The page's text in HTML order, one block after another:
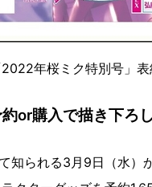
2022年桜ミク特別号
or購入で描き下ろ
知られる3月9日（水